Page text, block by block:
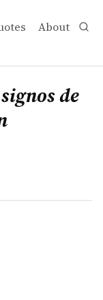
About
de transición
de